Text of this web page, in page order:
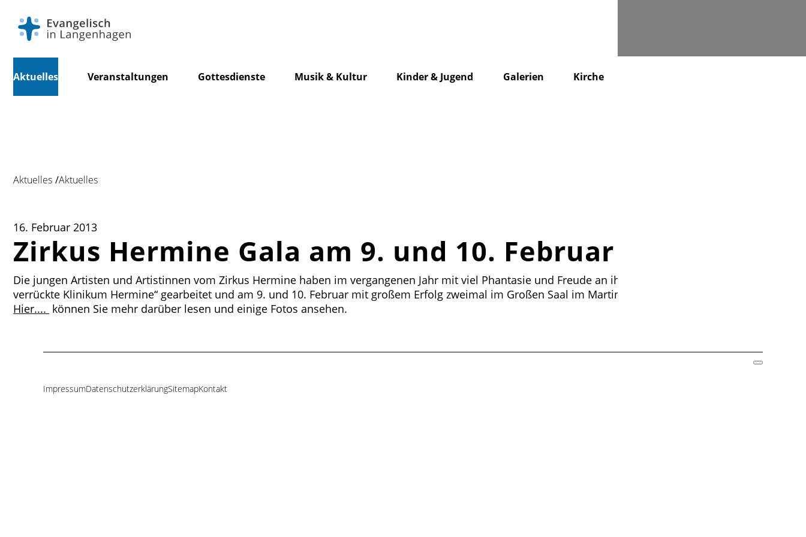
überspringen
Aktuelles Veranstaltungen Gottesdienste Musik & Kultur Kinder & Jugend Galerien Kirche
Aktuelles Aktuelles
16. Februar 2013
Zirkus Hermine Gala am 9. und 10. Februar 2013
Die jungen Artisten und Artistinnen vom Zirkus Hermine haben im vergangenen Jahr mit viel Phantasie und Freude an ihrem neuen Programm „Das
verrückte Klinikum Hermine“ gearbeitet und am 9. und 10. Februar mit großem Erfolg zweimal im Großen Saal im Martinshaus aufgeführt.
Hier.... können Sie mehr darüber lesen und einige Fotos ansehen.
Navigation
ImpressumDatenschutzerklärungSitemapKontakt